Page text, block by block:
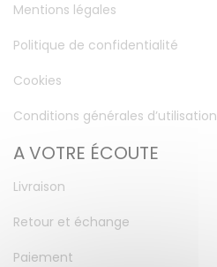
Mentions légales
Politique de confidentialité
Cookies
Conditions générales d’utilisation
A VOTRE ÉCOUTE
Livraison
Retour et échange
Paiement